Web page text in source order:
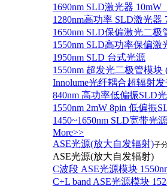
1690nm SLD激光器 10mW
1280nm高功率 SLD激光器
1650nm SLD保偏激光二极
1550nm SLD高功率保偏激
1950nm SLD 台式光源
1550nm 超发光二极管模块
Innolume光纤耦合超辐射
840nm 高功率低偏振SLD
1550nm 2mW 8pin 低偏振
1450~1650nm SLD宽带光源
More>>
ASE光源(放大自发辐射)子
ASE光源(放大自发辐射)
C波段 ASE光源模块
C+L band ASE光源模块